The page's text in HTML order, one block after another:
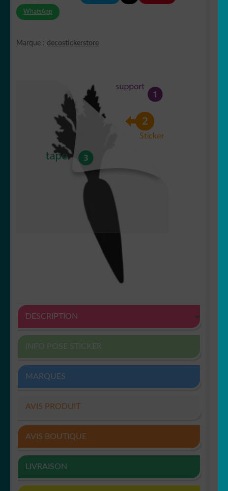
WhatsApp
Marque : decostickerstore
DESCRIPTION
INFO POSE STICKER
MARQUES
AVIS PRODUIT
AVIS BOUTIQUE
LIVRAISON